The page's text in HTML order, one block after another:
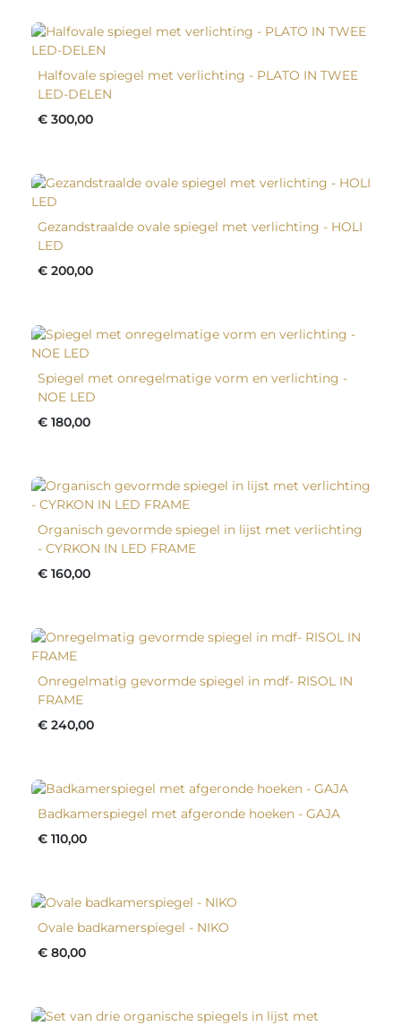
Halfovale spiegel met verlichting - PLATO IN TWEE
LED-DELEN
€ 300,00
Gezandstraalde ovale spiegel met verlichting - HOLI
LED
€ 200,00
Spiegel met onregelmatige vorm en verlichting -
NOE LED
€ 180,00
Organisch gevormde spiegel in lijst met verlichting
- CYRKON IN LED FRAME
€ 160,00
Onregelmatig gevormde spiegel in mdf- RISOL IN
FRAME
€ 240,00
Badkamerspiegel met afgeronde hoeken - GAJA
€ 110,00
Ovale badkamerspiegel - NIKO
€ 80,00